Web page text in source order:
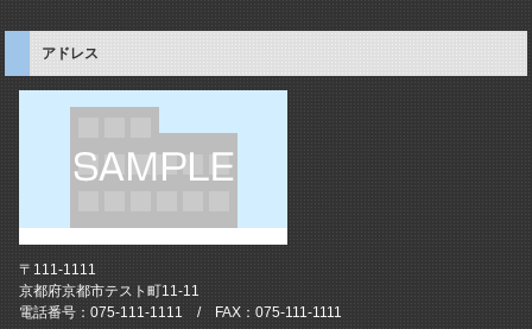
アドレス
〒111-1111
京都府京都市テスト町11-11
電話番号：075-111-1111 / FAX：075-111-1111